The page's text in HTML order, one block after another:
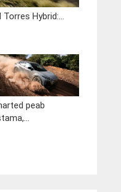
Torres Hybrid:...
peab